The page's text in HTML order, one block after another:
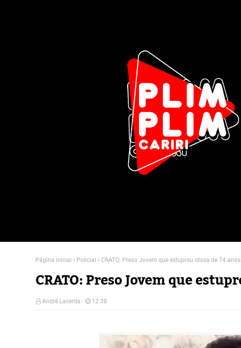
Página inicial Policial CRATO: Preso Jovem que estuprou idosa de 74 anos
CRATO: Preso Jovem que
André Lacerda 12:38